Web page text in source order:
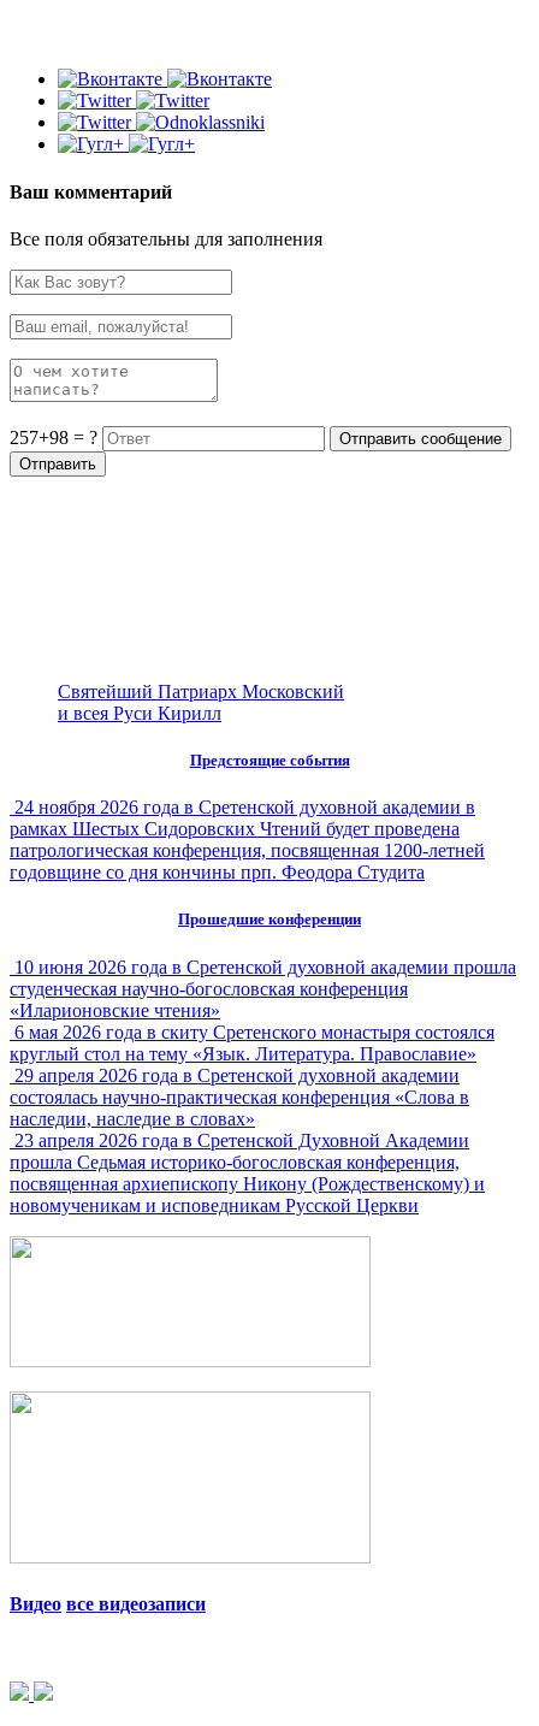
Ваш комментарий
Все поля обязательны для заполнения
257+98 = ?
Святейший Патриарх Московский
и всея Руси Кирилл
Предстоящие события
24 ноября 2026 года в Сретенской духовной академии в
рамках Шестых Сидоровских Чтений будет проведена
патрологическая конференция, посвященная 1200-летней
годовщине со дня кончины прп. Феодора Студита
Прошедшие конференции
10 июня 2026 года в Сретенской духовной академии прошла
студенческая научно-богословская конференция
«Иларионовские чтения»
6 мая 2026 года в скиту Сретенского монастыря состоялся
круглый стол на тему «Язык. Литература. Православие»
29 апреля 2026 года в Сретенской духовной академии
состоялась научно-практическая конференция «Слова в
наследии, наследие в словах»
23 апреля 2026 года в Сретенской Духовной Академии
прошла Седьмая историко-богословская конференция,
посвященная архиепископу Никону (Рождественскому) и
новомученикам и исповедникам Русской Церкви
Видео все видеозаписи